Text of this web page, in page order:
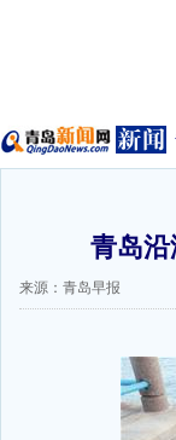
青岛
来源：青岛早报